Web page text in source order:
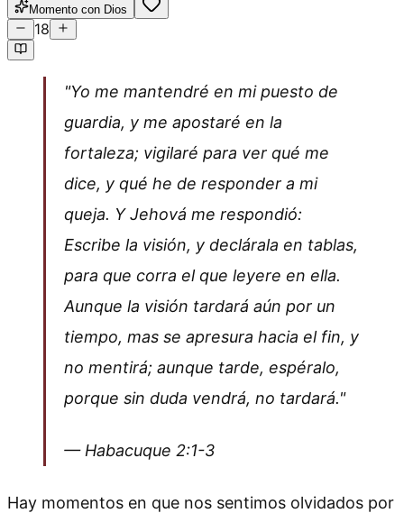
Momento con Dios
18
"Yo me mantendré en mi puesto de
guardia, y me apostaré en la
fortaleza; vigilaré para ver qué me
dice, y qué he de responder a mi
queja. Y Jehová me respondió:
Escribe la visión, y declárala en tablas,
para que corra el que leyere en ella.
Aunque la visión tardará aún por un
tiempo, mas se apresura hacia el fin, y
no mentirá; aunque tarde, espéralo,
porque sin duda vendrá, no tardará."
— Habacuque 2:1-3
Hay momentos en que nos sentimos olvidados por